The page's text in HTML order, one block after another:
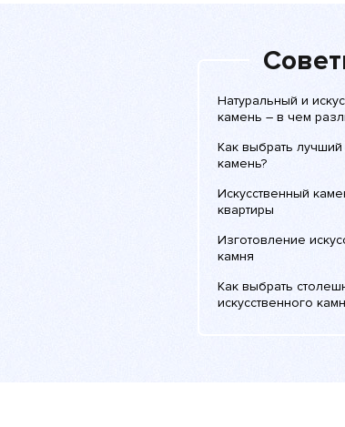
Натуральный и
камень – в чем
Как выбрать лучший
камень?
Искусственный
квартиры
Изготовление
камня
Как выбрать
искусственного